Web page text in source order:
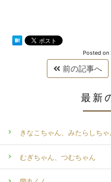
Posted on
前の記事へ
最新
きなこちゃん、みたらしちゃ
むぎちゃん、つむちゃん